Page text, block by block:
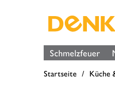
Schmelzfeuer
Startseite Küche